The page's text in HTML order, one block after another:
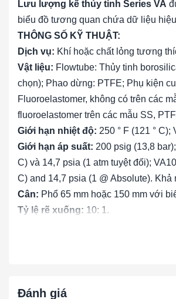
Lưu lượng kế thủy tinh Series VA
biểu đồ tương quan chứa dữ liệu
THÔNG SỐ KỸ THUẬT:
Dịch vụ: Khí hoặc chất lỏng tương
Vật liệu: Flowtube: Thủy tinh
chọn); Phao dừng: PTFE; Phụ kiện
Fluoroelastomer, không có trên các
fluoroelastomer trên các mẫu SS,
Giới hạn nhiệt độ: 250 ° F (121 ° C);
Giới hạn áp suất: 200 psig (13,8
C) và 14,7 psia (1 atm tuyệt đối);
C) and 14,7 psia (1 @ Absolute).
Cân: Phổ 65 mm hoặc 150 mm với
Tỷ lệ rẽ xuống: 10: 1.
kim 6 vòng (tiêu chuẩn), tùy
trên các kiểu VAX5XX
Đánh giá